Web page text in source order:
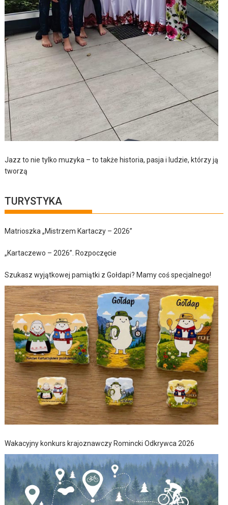
Jazz to nie tylko muzyka – to także historia, pasja i ludzie, którzy ją
tworzą
TURYSTYKA
Matrioszka „Mistrzem Kartaczy – 2026”
„Kartaczewo – 2026”. Rozpoczęcie
Szukasz wyjątkowej pamiątki z Gołdapi? Mamy coś specjalnego!
Wakacyjny konkurs krajoznawczy Romincki Odkrywca 2026